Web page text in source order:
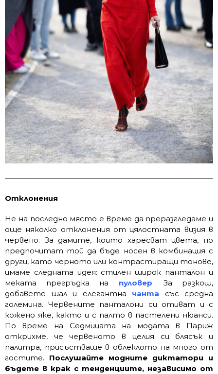
Отклонения
Не на последно място е време да преразгледаме и
още няколко отклонения от цялостната визия в
червено. За дамите, които харесват цвета, но
предпочитат той да бъде носен в комбинация с
други, като черното или контрастиращи тонове,
имаме следната идея: стилен широк панталон и
меката прегръдка на пуловер. За разкош,
добавете шал и елегантна чанта
със средна
големина. Червените панталони си отиват и с
кожено яке, както и с палто в пастелени нюанси.
По време на Седмицата на модата в Париж
открихме, че червеното в целия си блясък и
палитра, присъстваше в облеклото на много от
гостите. Послушайте модните диктатори и
бъдете в крак с тенденциите, независимо от